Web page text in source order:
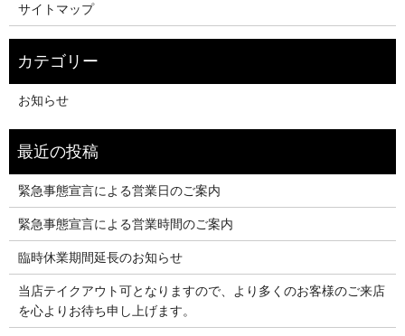
サイトマップ
お知らせ
緊急事態宣言による営業日のご案内
緊急事態宣言による営業時間のご案内
臨時休業期間延長のお知らせ
当店テイクアウト可となりますので、より多くのお客様のご来店
を心よりお待ち申し上げます。